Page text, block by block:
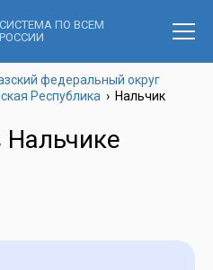
ПО ВСЕМ
федеральный округ
Республика › Нальчик
Нальчике